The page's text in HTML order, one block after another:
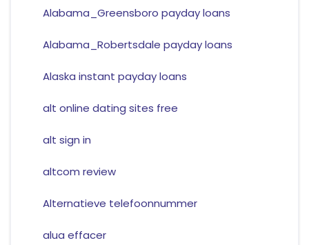
Alabama_Greensboro payday loans
Alabama_Robertsdale payday loans
Alaska instant payday loans
alt online dating sites free
alt sign in
altcom review
Alternatieve telefoonnummer
alua effacer